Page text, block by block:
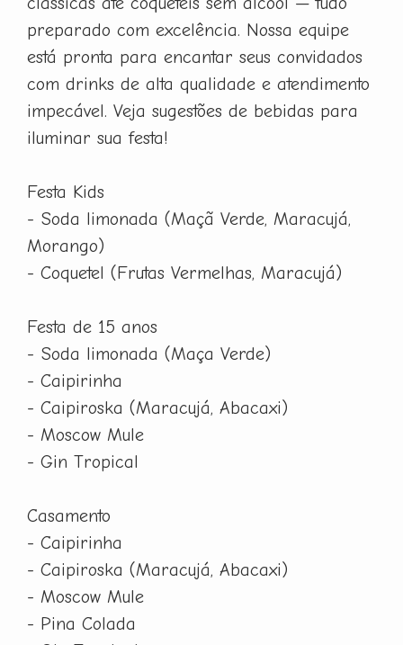
preparado com excelência. Nossa equipe
está pronta para encantar seus convidados
com drinks de alta qualidade e atendimento
impecável. Veja sugestões de bebidas para
iluminar sua festa!
Festa Kids
- Soda limonada (Maçã Verde, Maracujá,
Morango)
- Coquetel (Frutas Vermelhas, Maracujá)
Festa de 15 anos
- Soda limonada (Maça Verde)
- Caipirinha
- Caipiroska (Maracujá, Abacaxi)
- Moscow Mule
- Gin Tropical
Casamento
- Caipirinha
- Caipiroska (Maracujá, Abacaxi)
- Moscow Mule
- Pina Colada